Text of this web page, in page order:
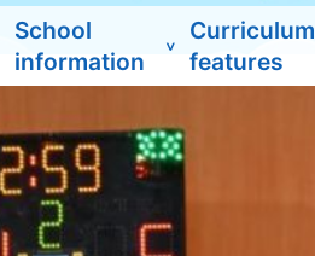
School
information
Curriculum
features